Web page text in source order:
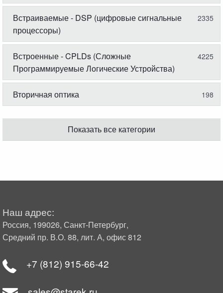
Встраиваемые - DSP (цифровые сигнальные
процессоры)
2335
Встроенные - CPLDs (Сложные
Программируемые Логические Устройства)
4225
Вторичная оптика 198
Показать все категории
Наш адрес:
Россия, 199026, Санкт-Петербург,
Средний пр. В.О. 88, лит. А, офис 812
+7 (812) 915-66-42